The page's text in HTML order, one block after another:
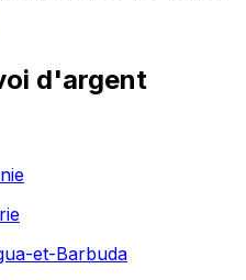
d'argent
et-Barbuda